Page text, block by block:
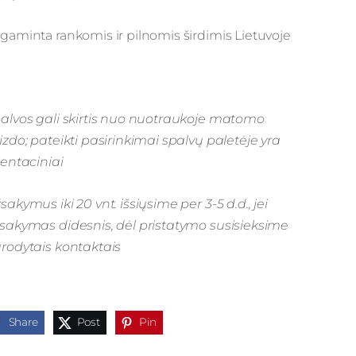
rankomis ir pilnomis širdimis Lietuvoje
gali skirtis nuo nuotraukoje matomo
pateikti pasirinkimai spalvų paletėje yra
iki 20 vnt. išsiųsime per 3-5 d.d., jei
didesnis, dėl pristatymo susisieksime
kontaktais
Share Post Pin